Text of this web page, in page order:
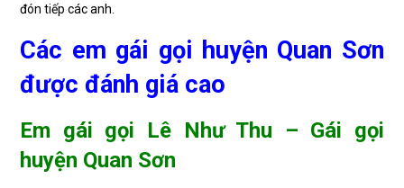
đón tiếp các anh.
Các em gái gọi huyện Quan Sơn
được đánh giá cao
Em gái gọi Lê Như Thu – Gái gọi
huyện Quan Sơn